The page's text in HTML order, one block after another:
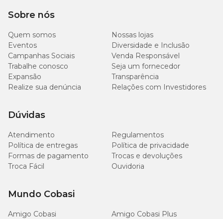
Sobre nós
Quem somos
Nossas lojas
Eventos
Diversidade e Inclusão
Campanhas Sociais
Venda Responsável
Trabalhe conosco
Seja um fornecedor
Expansão
Transparência
Realize sua denúncia
Relações com Investidores
Dúvidas
Atendimento
Regulamentos
Política de entregas
Política de privacidade
Formas de pagamento
Trocas e devoluções
Troca Fácil
Ouvidoria
Mundo Cobasi
Amigo Cobasi
Amigo Cobasi Plus